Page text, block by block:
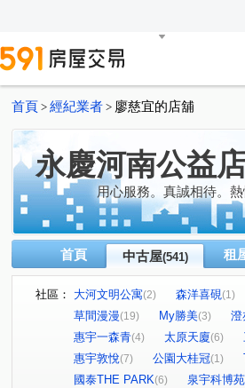
首頁 > 經紀業者 > 廖慈宜的店舖
永慶河南公益
用心服務。真誠相待。
首頁 中古屋(541) 租
社區： 大河文明公寓(2) 森洋喜硯(1)
草間漫漫(19) My勝美(3) 澄
惠宇一森青(4) 太原天廈(6)
惠宇敦悅(7) 公園大桂冠(1)
國泰THE PARK(6) 泉宇科博苑